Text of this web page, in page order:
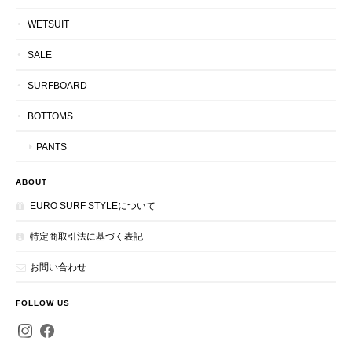
WETSUIT
SALE
SURFBOARD
BOTTOMS
PANTS
ABOUT
EURO SURF STYLEについて
特定商取引法に基づく表記
お問い合わせ
FOLLOW US